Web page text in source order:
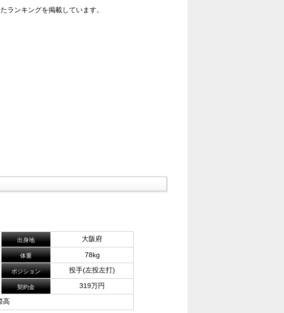
ランキングを掲載しています。
出身地 大阪府
体重 78kg
ポジション 投手(左投左打)
契約金 319万円
高